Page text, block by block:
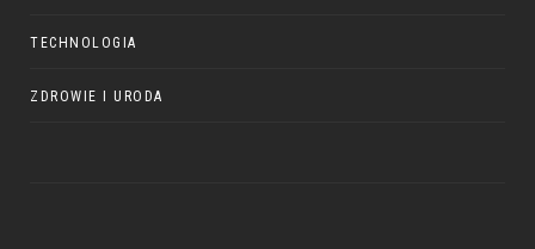
TECHNOLOGIA
ZDROWIE I URODA